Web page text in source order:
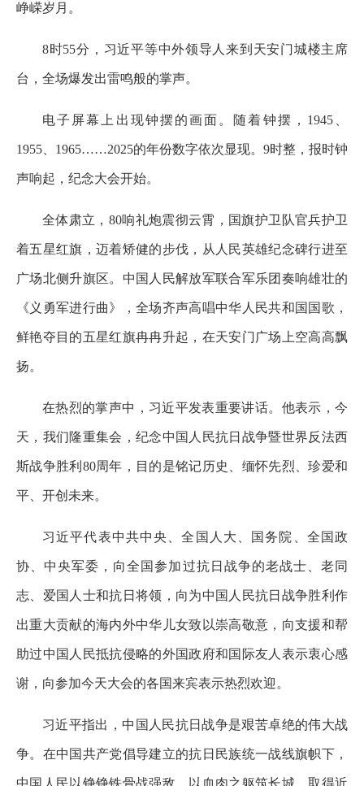
峥嵘岁月。
8时55分，习近平等中外领导人来到天安门城楼主席
台，全场爆发出雷鸣般的掌声。
电子屏幕上出现钟摆的画面。随着钟摆，1945、
1955、1965……2025的年份数字依次显现。9时整，报时钟
声响起，纪念大会开始。
全体肃立，80响礼炮震彻云霄，国旗护卫队官兵护卫
着五星红旗，迈着矫健的步伐，从人民英雄纪念碑行进至
广场北侧升旗区。中国人民解放军联合军乐团奏响雄壮的
《义勇军进行曲》，全场齐声高唱中华人民共和国国歌，
鲜艳夺目的五星红旗冉冉升起，在天安门广场上空高高飘
扬。
在热烈的掌声中，习近平发表重要讲话。他表示，今
天，我们隆重集会，纪念中国人民抗日战争暨世界反法西
斯战争胜利80周年，目的是铭记历史、缅怀先烈、珍爱和
平、开创未来。
习近平代表中共中央、全国人大、国务院、全国政
协、中央军委，向全国参加过抗日战争的老战士、老同
志、爱国人士和抗日将领，向为中国人民抗日战争胜利作
出重大贡献的海内外中华儿女致以崇高敬意，向支援和帮
助过中国人民抵抗侵略的外国政府和国际友人表示衷心感
谢，向参加今天大会的各国来宾表示热烈欢迎。
习近平指出，中国人民抗日战争是艰苦卓绝的伟大战
争。在中国共产党倡导建立的抗日民族统一战线旗帜下，
中国人民以铮铮铁骨战强敌、以血肉之躯筑长城，取得近